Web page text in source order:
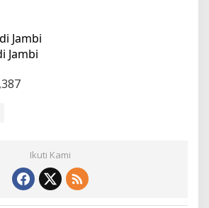
Jambi
Jambi
Ikuti Kami